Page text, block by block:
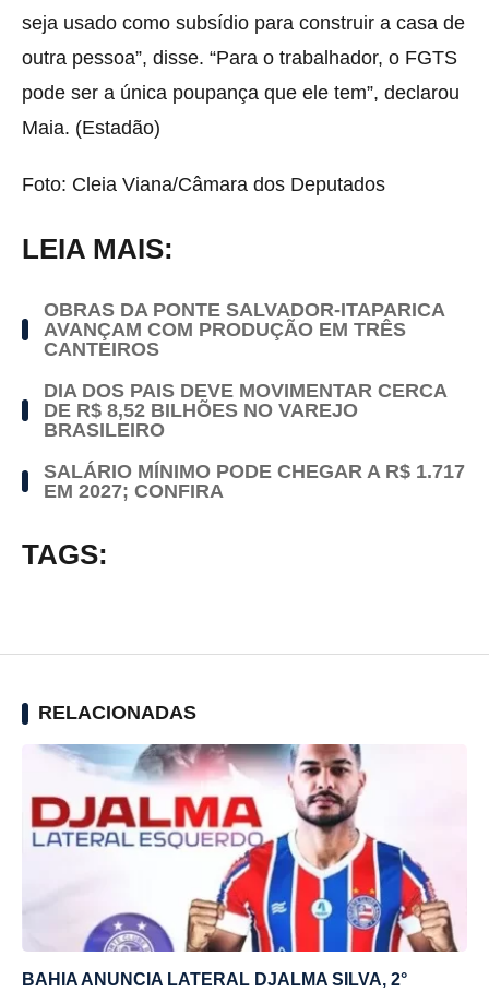
seja usado como subsídio para construir a casa de
outra pessoa”, disse. “Para o trabalhador, o FGTS
pode ser a única poupança que ele tem”, declarou
Maia. (Estadão)
Foto: Cleia Viana/Câmara dos Deputados
LEIA MAIS:
OBRAS DA PONTE SALVADOR-ITAPARICA
AVANÇAM COM PRODUÇÃO EM TRÊS
CANTEIROS
DIA DOS PAIS DEVE MOVIMENTAR CERCA
DE R$ 8,52 BILHÕES NO VAREJO
BRASILEIRO
SALÁRIO MÍNIMO PODE CHEGAR A R$ 1.717
EM 2027; CONFIRA
TAGS:
RELACIONADAS
BAHIA ANUNCIA LATERAL DJALMA SILVA, 2°